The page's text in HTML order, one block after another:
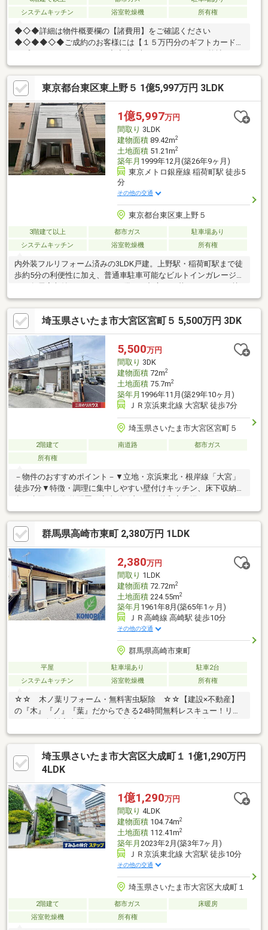
システムキッチン
浴室乾燥機 所有権
◆◇◆詳細は物件概要欄の【諸費用】をご確認ください
◆◇◆◆◇◆ご成約のお客様には【１５万円分のギフトカード】
をプレゼントしております◆◇◆※本キャンペーンは、弊社にて
ご契約いただいたお客様に限ります。お客様からよく、「え？不
動産会社によって諸費用ってこんなに違うんですか？」とご質問
をいただきます。その際には、「はい、おっしゃる通りです。」
とお答えしています。不動産会社によって、諸費用やサービス内
容は大きく異なる場合があります。後悔しない物件購入のために
も、無料のお見積り・ご相談だけでも大歓迎です。どうぞお気軽
にお問い合わせください(^^)
東京都台東区東上野５ 1億5,997万円 3LDK
1億5,997万円
間取り 3LDK
建物面積89.42m2
土地面積51.21m2
築年月 1999年12月(築26年9ヶ月)
東京メトロ銀座線 稲荷町駅 徒歩5
分
その他の交通
東京都台東区東上野５
3階建て以上 都市ガス
駐車場あり
システムキッチン
浴室乾燥機 所有権
内外装フルリフォーム済みの3LDK戸建。上野駅・稲荷町駅まで徒
歩約5分の利便性に加え、普通車駐車可能なビルトインガレージ付
適性を両立した一邸です。商業施設や生活利便施設も徒歩圏に揃
い、住まいとしてもセカンド拠点としても魅力のあるポジショ
ン。
埼玉県さいたま市大宮区宮町５ 5,500万円 3DK
5,500万円
間取り 3DK
建物面積72m2
土地面積75.7m2
築年月 1996年11月(築29年10ヶ月)
ＪＲ京浜東北線 大宮駅 徒歩7分
埼玉県さいたま市大宮区宮町５
2階建て 南道路
都市ガス
所有権
－物件のおすすめポイント－▼立地・京浜東北・根岸線「大宮」
徒歩7分▼特徴・調理に集中しやすい壁付けキッチン、床下収納
有・水回りを集約配置、家事動線良好・1階和室は掘りごたつ仕
様・2階和室は南向きバルコニーを設置・洋室・各和室は収納有・
2面採光を確保・ゆとりをもって使用可能なトイレ2か所有▼周辺
環境・まいばすけっと大宮宮町3丁目店 徒歩4分(約260m)・さいた
ま市立大宮北小学校 徒歩6分(約410m)・セブンイレブン大宮平和
通り店 徒歩1分(約50m)■ ご希望の住まい探しをお手伝いします
━━━━━・・・物件の詳細・ご相談はお気軽にお問い合わせく
ださい。
群馬県高崎市東町 2,380万円 1LDK
2,380万円
間取り 1LDK
建物面積72.72m2
土地面積224.55m2
築年月 1961年8月(築65年1ヶ月)
ＪＲ高崎線 高崎駅 徒歩10分
その他の交通
群馬県高崎市東町
平屋 駐車場あり
駐車2台
システムキッチン
浴室乾燥機 所有権
☆☆ 木ノ葉リフォーム・無料害虫駆除 ☆☆【建設×不動産】
の『木』『ノ』『葉』だからできる24時間無料レスキュー！リフ
ターサービスがついており、住んでからの安心をずっとお届けし
ます！内覧時に、無料相談・お見積りも物件ごとに作成可能！！
オウチ探しも、リフォームも一緒に相談できます！＼弊社には、
『きつね隊』・『ゴリラ隊』という無料かけつけサービスの仕組
っております♪お家のこと、すべて木ノ葉プランニングにお任せく
ださい＾＾
埼玉県さいたま市大宮区大成町１ 1億1,290万円
4LDK
1億1,290万円
間取り 4LDK
建物面積104.74m2
土地面積112.41m2
築年月 2023年2月(築3年7ヶ月)
ＪＲ京浜東北線 大宮駅 徒歩10分
その他の交通
埼玉県さいたま市大宮区大成町１
2階建て 都市ガス
床暖房
浴室乾燥機
所有権